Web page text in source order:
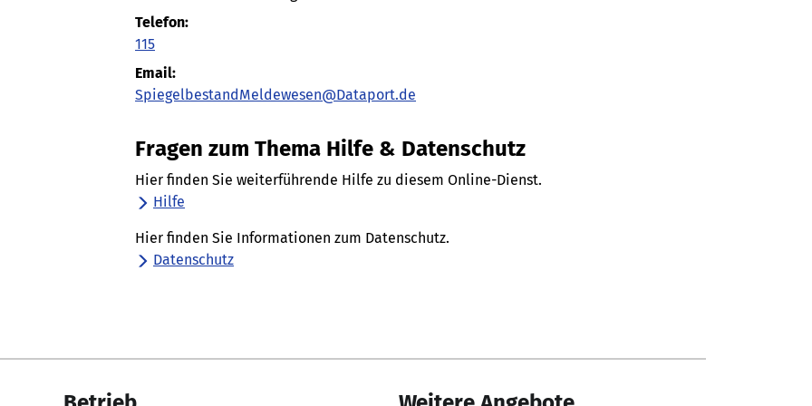
Telefon:
115
Email:
SpiegelbestandMeldewesen@Dataport.de
Fragen zum Thema Hilfe & Datenschutz
Hier finden Sie weiterführende Hilfe zu diesem Online-Dienst.
Hilfe
Hier finden Sie Informationen zum Datenschutz.
Datenschutz